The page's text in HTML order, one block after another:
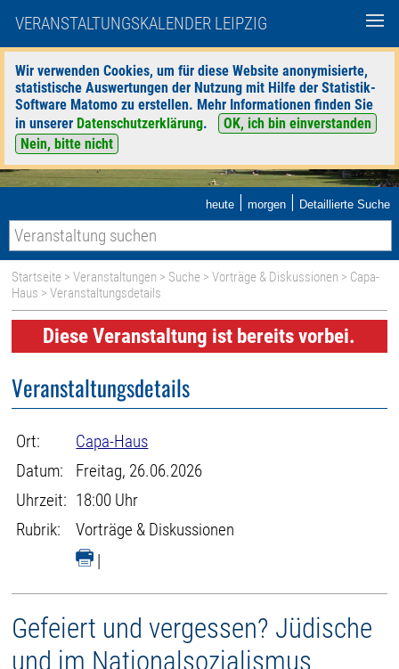
VERANSTALTUNGSKALENDER LEIPZIG
Wir verwenden Cookies, um für diese Website anonymisierte,
statistische Auswertungen der Nutzung mit Hilfe der Statistik-
Software Matomo zu erstellen. Mehr Informationen finden Sie
in unserer Datenschutzerklärung.
OK, ich bin einverstanden
Nein, bitte nicht
heute | morgen | Detaillierte Suche
Startseite >Veranstaltungen > Suche >Vorträge & Diskussionen > Capa-
Haus > Veranstaltungsdetails
Diese Veranstaltung ist bereits vorbei.
Veranstaltungsdetails
Ort:
Capa-Haus
Datum:
Freitag, 26.06.2026
Uhrzeit: 18:00 Uhr
Rubrik:
Vorträge & Diskussionen
|
Gefeiert und vergessen? Jüdische
und im Nationalsozialismus